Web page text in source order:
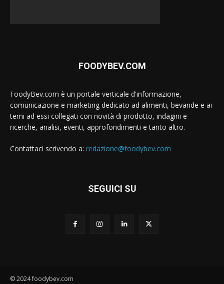
FOODYBEV.COM
FoodyBev.com è un portale verticale d'informazione,
comunicazione e marketing dedicato ad alimenti, bevande e ai
temi ad essi collegati con novità di prodotto, indagini e
ricerche, analisi, eventi, approfondimenti e tanto altro.
Contattaci scrivendo a: redazione@foodybev.com
SEGUICI SU
© 2024 foodybev.com